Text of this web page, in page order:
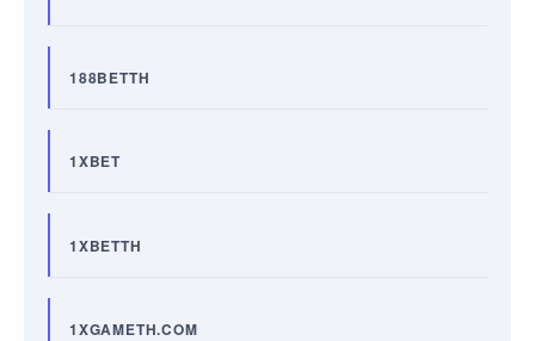
188BETTH
1XBET
1XBETTH
1XGAMETH.COM